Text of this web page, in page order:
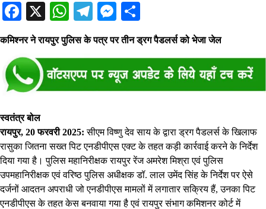
Facebook
X WhatsApp
Telegram
Messenger
कमिश्नर ने रायपुर पुलिस के पत्र पर तीन ड्रग पैडलर्स को भेजा जेल
स्वतंत्र बोल
रायपुर, 20 फरवरी 2025: सीएम विष्णु देव साय के द्वारा ड्रग पैडलर्स के खिलाफ
रासुका जितना सख्त पिट एनडीपीएस एक्ट के तहत कड़ी कार्रवाई करने के निर्देश
दिया गया है। पुलिस महानिरीक्षक रायपुर रेंज अमरेश मिश्रा एवं पुलिस
उपमहानिरीक्षक एवं वरिष्ठ पुलिस अधीक्षक डॉ. लाल उमेंद सिंह के निर्देश पर ऐसे
दर्जनों आदतन अपराधी जो एनडीपीएस मामलों में लगातार सक्रिय हैं, उनका पिट
एनडीपीएस के तहत केस बनवाया गया है एवं रायपुर संभाग कमिशनर कोर्ट में